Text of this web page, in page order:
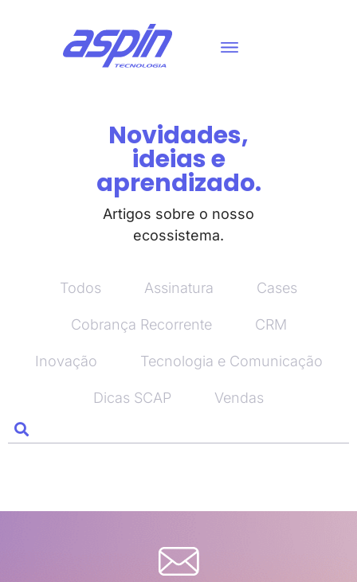
Novidades,
ideias e
aprendizado.
Artigos sobre o nosso
ecossistema.
Todos Assinatura Cases
Cobrança Recorrente CRM
Inovação Tecnologia e Comunicação
Dicas SCAP Vendas